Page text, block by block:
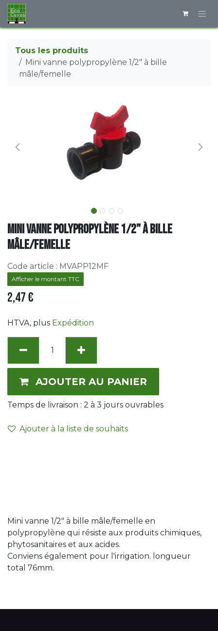
Se rendre au contenu
Tous les produits
Mini vanne polypropylène 1/2" à bille
mâle/femelle
Mini vanne polypropylène 1/2" à bille
mâle/femelle
Code article : MVAPP12MF
Afficher le montant TTC
2,47€
HTVA, plus Expédition
AJOUTER AU PANIER
Temps de livraison : 2 à 3 jours ouvrables
Ajouter à la liste de souhaits
Mini vanne 1/2" à bille mâle/femelle en
polypropylène qui résiste aux produits chimiques,
phytosanitaires et aux acides.
Conviens également pour l'irrigation. longueur
total 76mm.